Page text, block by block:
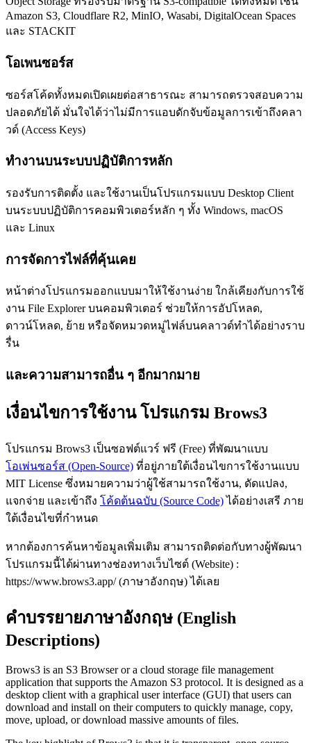
Amazon S3, Cloudflare R2, MinIO, Wasabi, DigitalOcean Spaces
และ STACKIT
โอเพนซอร์ส
ซอร์สโค้ดทั้งหมดเปิดเผยต่อสาธารณะ สามารถตรวจสอบความ
ปลอดภัยได้ มั่นใจได้ว่าไม่มีการแอบดักจับข้อมูลการเข้าถึงคลา
วด์ (Access Keys)
ทำงานบนระบบปฏิบัติการหลัก
รองรับการติดตั้ง และใช้งานเป็นโปรแกรมแบบ Desktop Client
บนระบบปฏิบัติการคอมพิวเตอร์หลัก ๆ ทั้ง Windows, macOS
และ Linux
การจัดการไฟล์ที่คุ้นเคย
หน้าต่างโปรแกรมออกแบบมาให้ใช้งานง่าย ใกล้เคียงกับการใช้
งาน File Explorer บนคอมพิวเตอร์ ช่วยให้การอัปโหลด,
ดาวน์โหลด, ย้าย หรือจัดหมวดหมู่ไฟล์บนคลาวด์ทำได้อย่างราบ
รื่น
และความสามารถอื่น ๆ อีกมากมาย
เงื่อนไขการใช้งาน โปรแกรม Brows3
โปรแกรม Brows3 เป็นซอฟต์แวร์ ฟรี (Free) ที่พัฒนาแบบ
โอเพ่นซอร์ส (Open-Source) ที่อยู่ภายใต้เงื่อนไขการใช้งานแบบ
MIT License ซึ่งหมายความว่าผู้ใช้สามารถใช้งาน, ดัดแปลง,
แจกจ่าย และเข้าถึง โค้ดต้นฉบับ (Source Code)ได้อย่างเสรี ภาย
ใต้เงื่อนไขที่กำหนด
หากต้องการค้นหาข้อมูลเพิ่มเติม สามารถติดต่อกับทางผู้พัฒนา
โปรแกรมนี้ได้ผ่านทางช่องทางเว็บไซต์ (Website) :
https://www.brows3.app/ (ภาษาอังกฤษ) ได้เลย
คำบรรยายภาษาอังกฤษ (English
Descriptions)
Brows3 is an S3 Browser or a cloud storage file management
application that supports the Amazon S3 protocol. It is designed as a
desktop client with a graphical user interface (GUI) that users can
download and install on their computers to quickly manage, copy,
move, upload, or download massive amounts of files.